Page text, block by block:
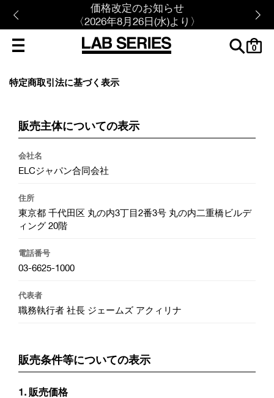
価格改定のお知らせ
〈2026年8月26日(水)より〉
cart
0
特定商取引法に基づく表示
販売主体についての表示
会社名
ELCジャパン合同会社
住所
東京都 千代田区 丸の内3丁目2番3号 丸の内二重橋ビルデ
ィング 20階
電話番号
03-6625-1000
代表者
職務執行者 社長 ジェームズ アクィリナ
販売条件等についての表示
1. 販売価格